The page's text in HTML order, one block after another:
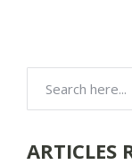
des
ARTICLES